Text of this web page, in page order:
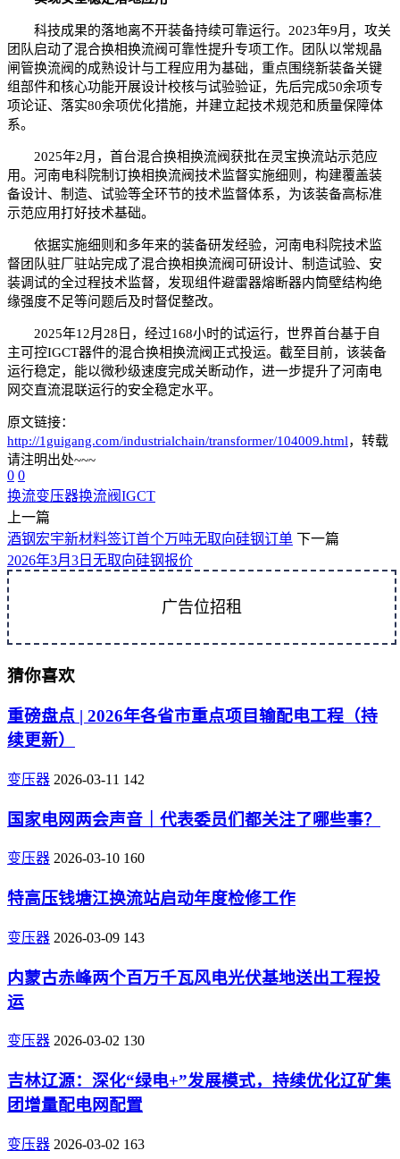
科技成果的落地离不开装备持续可靠运行。2023年9月，攻关
团队启动了混合换相换流阀可靠性提升专项工作。团队以常规晶
闸管换流阀的成熟设计与工程应用为基础，重点围绕新装备关键
组部件和核心功能开展设计校核与试验验证，先后完成50余项专
项论证、落实80余项优化措施，并建立起技术规范和质量保障体
系。
2025年2月，首台混合换相换流阀获批在灵宝换流站示范应
用。河南电科院制订换相换流阀技术监督实施细则，构建覆盖装
备设计、制造、试验等全环节的技术监督体系，为该装备高标准
示范应用打好技术基础。
依据实施细则和多年来的装备研发经验，河南电科院技术监
督团队驻厂驻站完成了混合换相换流阀可研设计、制造试验、安
装调试的全过程技术监督，发现组件避雷器熔断器内筒壁结构绝
缘强度不足等问题后及时督促整改。
2025年12月28日，经过168小时的试运行，世界首台基于自
主可控IGCT器件的混合换相换流阀正式投运。截至目前，该装备
运行稳定，能以微秒级速度完成关断动作，进一步提升了河南电
网交直流混联运行的安全稳定水平。
原文链接：
http://1guigang.com/industrialchain/transformer/104009.html，转载
请注明出处~~~
0 0
换流变压器换流阀IGCT
上一篇
酒钢宏宇新材料签订首个万吨无取向硅钢订单 下一篇
2026年3月3日无取向硅钢报价
广告位招租
猜你喜欢
重磅盘点 | 2026年各省市重点项目输配电工程（持
续更新）
变压器 2026-03-11 142
国家电网两会声音｜代表委员们都关注了哪些事？
变压器 2026-03-10 160
特高压钱塘江换流站启动年度检修工作
变压器 2026-03-09 143
内蒙古赤峰两个百万千瓦风电光伏基地送出工程投
运
变压器 2026-03-02 130
吉林辽源：深化“绿电+”发展模式，持续优化辽矿集
团增量配电网配置
变压器 2026-03-02 163